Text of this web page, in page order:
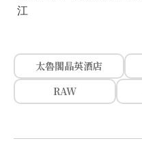
江
太魯閣晶英酒店
RAW